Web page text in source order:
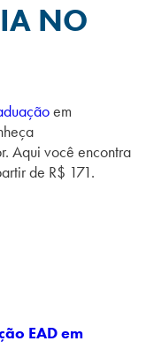
NO
em
Aqui você encontra
de R$ 171.
EAD em